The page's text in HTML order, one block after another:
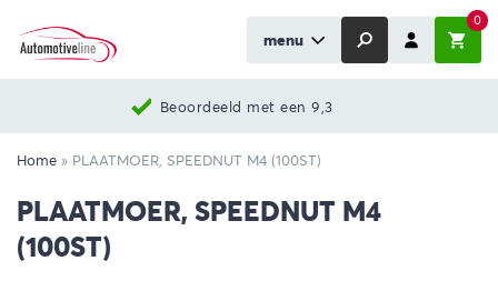
menu
0
Beoordeeld met een 9,3
Home » PLAATMOER, SPEEDNUT M4 (100ST)
PLAATMOER, SPEEDNUT M4
(100ST)